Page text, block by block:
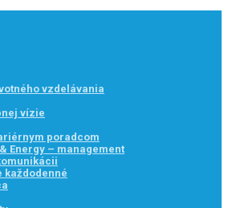
vzdelávania
vízie
poradcom
Energy – management
každodenné